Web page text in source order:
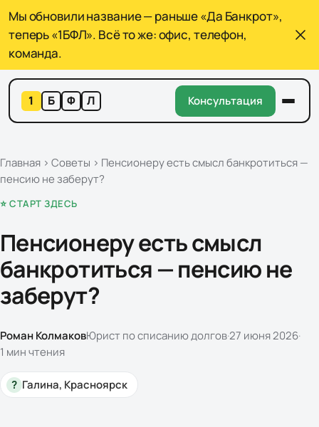
Мы обновили название — раньше «Да Банкрот»,
теперь «1БФЛ». Всё то же: офис, телефон,
команда.
1 Б Ф Л Консультация
Главная › Советы › Пенсионеру есть смысл банкротиться —
пенсию не заберут?
⭐ СТАРТ ЗДЕСЬ
Пенсионеру есть смысл
банкротиться — пенсию не
заберут?
Роман КолмаковЮрист по списанию долгов·27 июня 2026·
1 мин чтения
? Галина, Красноярск